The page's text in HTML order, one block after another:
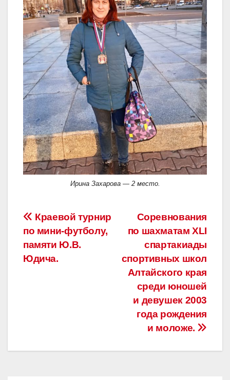
Ирина Захарова — 2 место.
Навигация
по
записям
Соревнования
по шахматам XLI
спартакиады
спортивных школ
Алтайского края
среди юношей
и девушек 2003
года рождения
и моложе.
Краевой турнир
по мини-футболу,
памяти Ю.В.
Юдича.